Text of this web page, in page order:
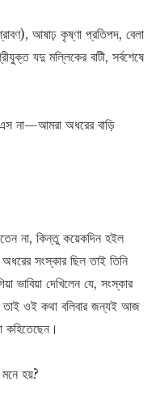
আষাঢ় কৃষ্ণা প্রতিপদ, বেলা
যদু মল্লিকের বাটী, সর্বশেষে
না—আমরা অধরের বাড়ি
না, কিন্তু কয়েকদিন হইল
অধরের সংস্কার ছিল তাই তিনি
ভাবিয়া দেখিলেন যে, সংস্কার
তাই ওই কথা বলিবার জন্যই আজ
কহিতেছেন।
হয়?